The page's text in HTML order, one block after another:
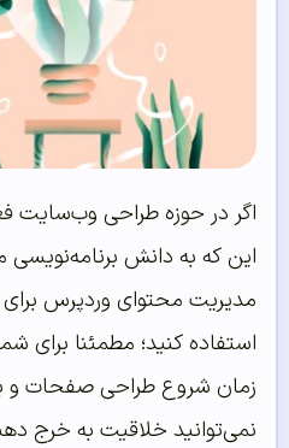
اگر در حوزه طراحی وب‌سایت
این که به دانش
مدیریت محتوای وردپرس
استفاده کنید؛ مطمئنا برای
زمان شروع طراحی صفحات و
نمی‌توانید خلاقیت به خرج